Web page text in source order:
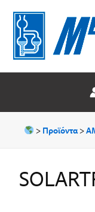
περιεχόμενο
> Προϊόντα>